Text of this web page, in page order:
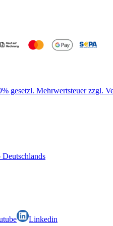
gesetzl. Mehrwertsteuer zzgl.
Deutschlands
Linkedin